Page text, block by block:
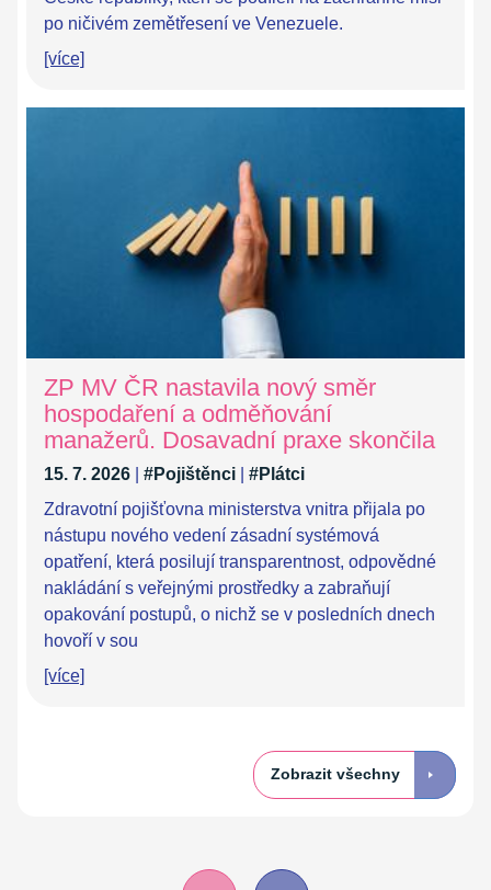
po ničivém zemětřesení ve Venezuele.
[více]
ZP MV ČR nastavila nový směr
hospodaření a odměňování
manažerů. Dosavadní praxe skončila
15. 7. 2026 #Pojištěnci
#Plátci
Zdravotní pojišťovna ministerstva vnitra přijala po
nástupu nového vedení zásadní systémová
opatření, která posilují transparentnost, odpovědné
nakládání s veřejnými prostředky a zabraňují
opakování postupů, o nichž se v posledních dnech
hovoří v sou
[více]
Zobrazit všechny